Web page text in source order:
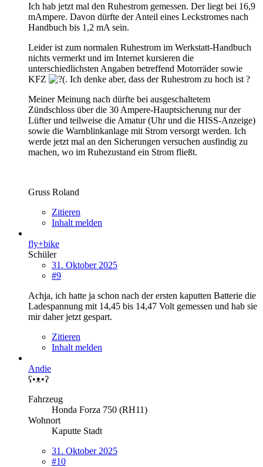
Ich hab jetzt mal den Ruhestrom gemessen. Der liegt bei 16,9
mAmpere. Davon dürfte der Anteil eines Leckstromes nach
Handbuch bis 1,2 mA sein.
Leider ist zum normalen Ruhestrom im Werkstatt-Handbuch
nichts vermerkt und im Internet kursieren die
unterschiedlichsten Angaben betreffend Motorräder sowie
KFZ
. Ich denke aber, dass der Ruhestrom zu hoch ist ?
Meiner Meinung nach dürfte bei ausgeschaltetem
Zündschloss über die 30 Ampere-Hauptsicherung nur der
Lüfter und teilweise die Amatur (Uhr und die HISS-Anzeige)
sowie die Warnblinkanlage mit Strom versorgt werden. Ich
werde jetzt mal an den Sicherungen versuchen ausfindig zu
machen, wo im Ruhezustand ein Strom fließt.
Gruss Roland
Zitieren
Inhalt melden
fly+bike
Schüler
31. Oktober 2025
#9
Achja, ich hatte ja schon nach der ersten kaputten Batterie die
Ladespannung mit 14,45 bis 14,47 Volt gemessen und hab sie
mir daher jetzt gespart.
Zitieren
Inhalt melden
Andie
ʕ•ᴥ•ʔ
Fahrzeug
Honda Forza 750 (RH11)
Wohnort
Kaputte Stadt
31. Oktober 2025
#10